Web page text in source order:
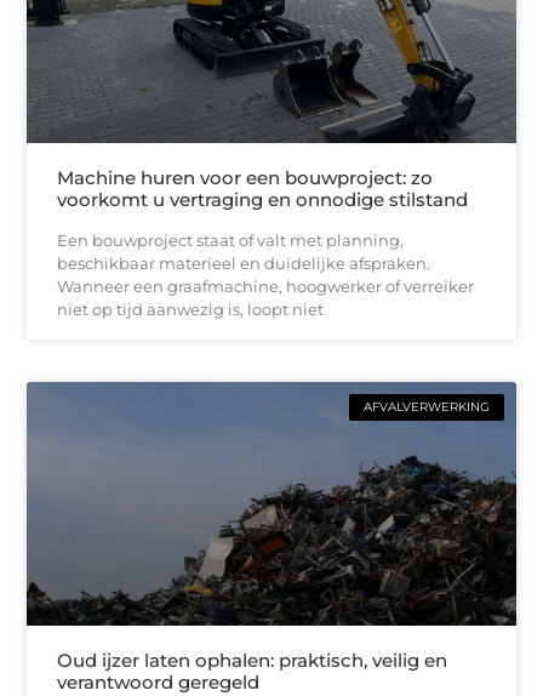
Machine huren voor een bouwproject: zo
voorkomt u vertraging en onnodige stilstand
Een bouwproject staat of valt met planning,
beschikbaar materieel en duidelijke afspraken.
Wanneer een graafmachine, hoogwerker of verreiker
niet op tijd aanwezig is, loopt niet
AFVALVERWERKING
Oud ijzer laten ophalen: praktisch, veilig en
verantwoord geregeld